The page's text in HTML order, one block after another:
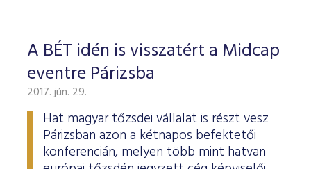
A BÉT idén is visszatért a Midcap
eventre Párizsba
2017. jún. 29.
Hat magyar tőzsdei vállalat is részt vesz
Párizsban azon a kétnapos befektetői
konferencián, melyen több mint hatvan